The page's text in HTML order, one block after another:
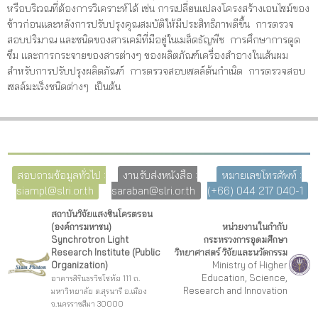
หรือบริเวณที่ต้องการวิเคราะห์ได้ เช่น การเปลี่ยนแปลงโครงสร้างเอนไซม์ของ
ข้าวก่อนและหลังการปรับปรุงคุณสมบัติให้มีประสิทธิภาพดีขึ้น การตรวจ
สอบปริมาณ และชนิดของสารเคมีที่มีอยู่ในเมล็ดธัญพืช การศึกษาการดูด
ซึม และการกระจายของสารต่างๆ ของผลิตภัณฑ์เครื่องสำอางในเส้นผม
สำหรับการปรับปรุงผลิตภัณฑ์ การตรวจสอบเซลล์ต้นกำเนิด การตรวจสอบ
เซลล์มะเร็งชนิดต่างๆ เป็นต้น
สอบถามข้อมูลทั่วไป :
siampl@slri.or.th
งานรับส่งหนังสือ :
saraban@slri.or.th
หมายเลขโทรศัพท์ :
(+66) 044 217 040-1
สถาบันวิจัยแสงซินโครตรอน
(องค์การมหาชน)
Synchrotron Light
Research Institute (Public
Organization)
อาคารสิรินธรวิชโชทัย 111 ถ.
มหาวิทยาลัย ต.สุรนารี อ.เมือง
จ.นครราชสีมา 30000
หน่วยงานในกำกับ
กระทรวงการอุดมศึกษา
วิทยาศาสตร์ วิจัยและนวัตกรรม
Ministry of Higher
Education, Science,
Research and Innovation